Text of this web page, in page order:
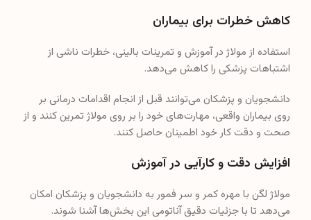
کاهش خطرات برای بیماران
استفاده از مولاژ در آموزش و تمرینات بالینی، خطرات ناشی از
اشتباهات پزشکی را کاهش می‌دهد.
دانشجویان و پزشکان می‌توانند قبل از انجام اقدامات درمانی بر
روی بیماران واقعی، مهارت‌های خود را بر روی مولاژ تمرین کنند و از
صحت و دقت کار خود اطمینان حاصل کنند.
افزایش دقت و کارآیی در آموزش
مولاژ لگن با مهره کمر و سر فمور به دانشجویان و پزشکان امکان
می‌دهد تا با جزئیات دقیق آناتومی این بخش‌ها آشنا شوند.